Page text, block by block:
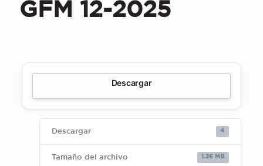
GFM 12-2025
Descargar
Descargar 4
Tamaño del archivo 1.26 MB